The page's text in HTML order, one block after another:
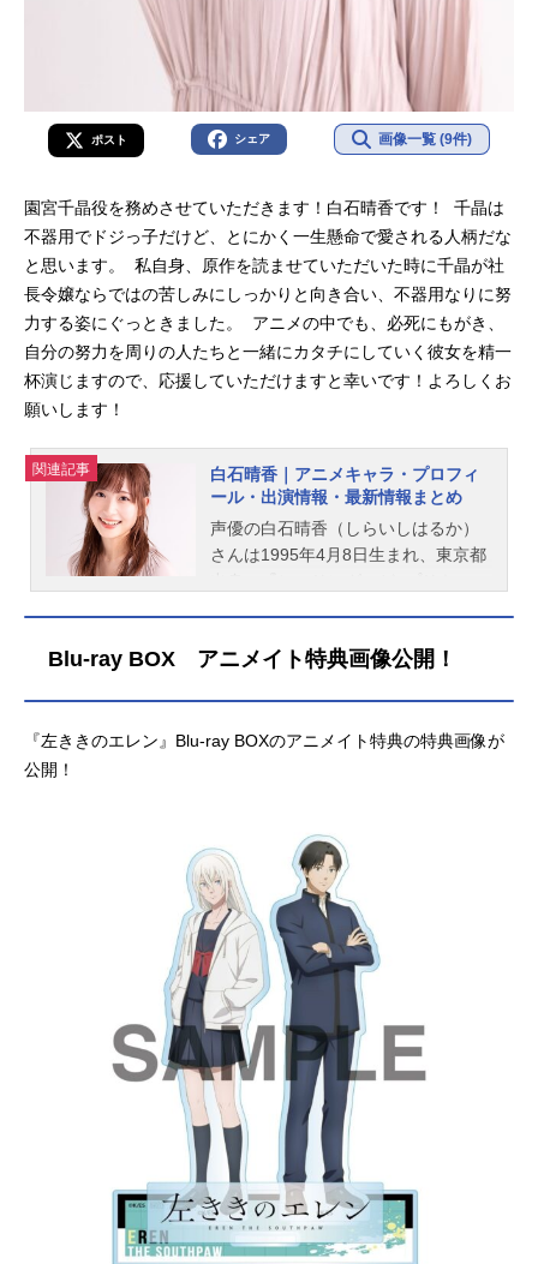
ポスト シェア 画像一覧 (9件)
園宮千晶役を務めさせていただきます！白石晴香です！ 千晶は
不器用でドジっ子だけど、とにかく一生懸命で愛される人柄だな
と思います。 私自身、原作を読ませていただいた時に千晶が社
長令嬢ならではの苦しみにしっかりと向き合い、不器用なりに努
力する姿にぐっときました。 アニメの中でも、必死にもがき、
自分の努力を周りの人たちと一緒にカタチにしていく彼女を精一
杯演じますので、応援していただけますと幸いです！よろしくお
願いします！
関連記事
白石晴香｜アニメキャラ・プロフィ
ール・出演情報・最新情報まとめ
声優の白石晴香（しらいしはるか）
さんは1995年4月8日生まれ、東京都
作品のキャラクターを多く演じてい
Blu-ray BOX アニメイト特典画像公開！
『左ききのエレン』Blu-ray BOXのアニメイト特典の特典画像が
公開！